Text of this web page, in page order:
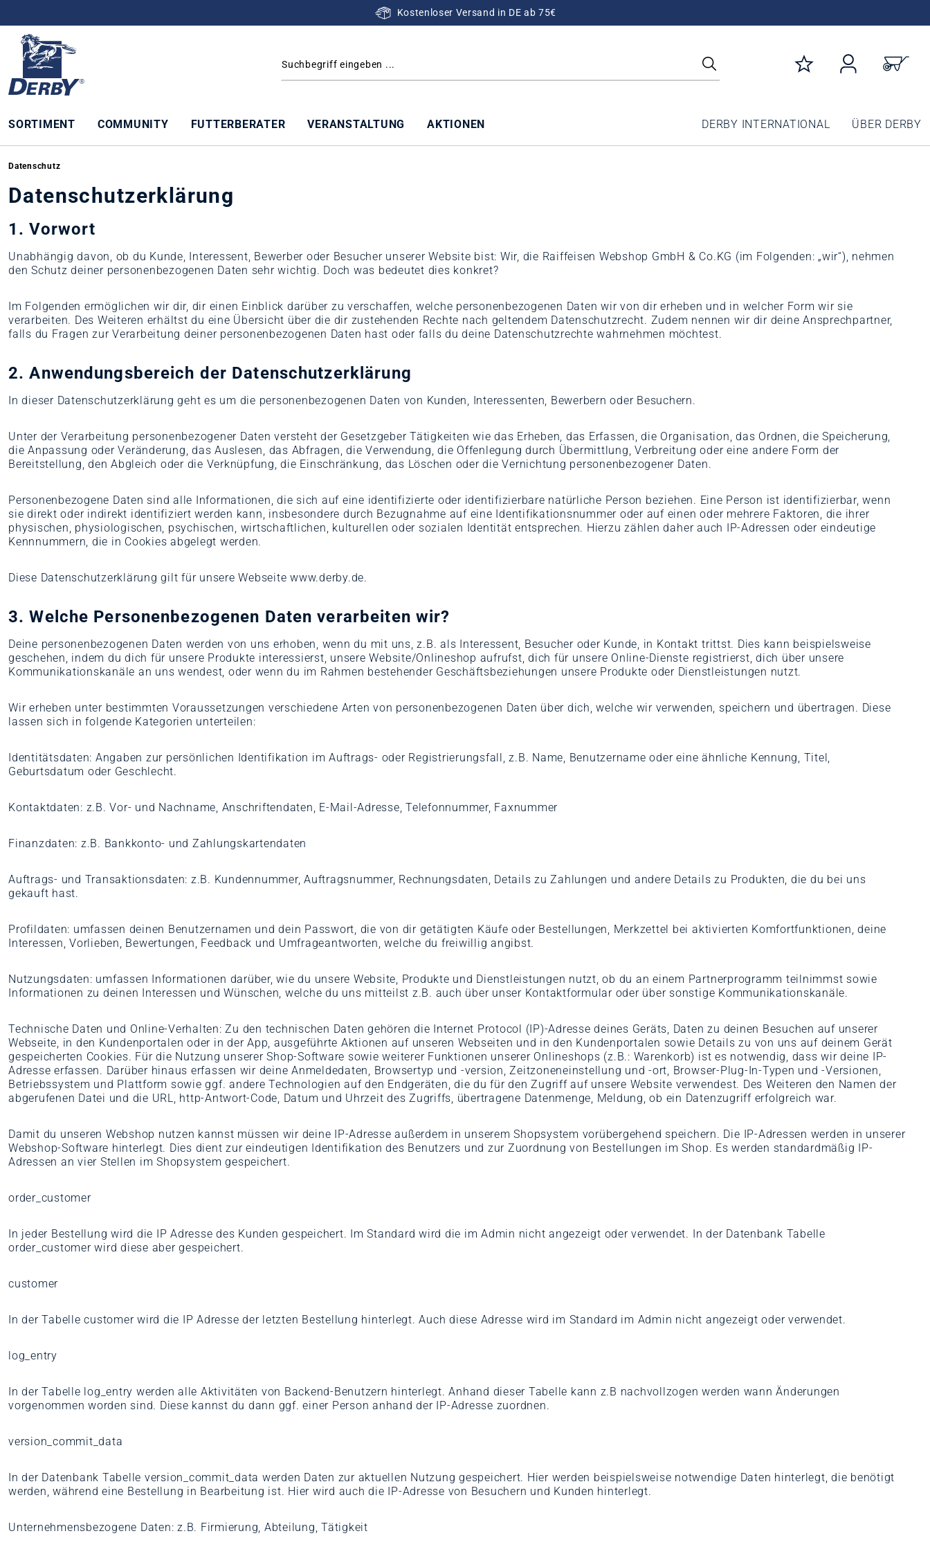
Kostenloser Versand in DE ab 75€
SORTIMENT COMMUNITY FUTTERBERATER VERANSTALTUNG AKTIONEN DERBY INTERNATIONAL ÜBER DERBY
Datenschutz
Datenschutzerklärung
1. Vorwort
Unabhängig davon, ob du Kunde, Interessent, Bewerber oder Besucher unserer Website bist: Wir, die Raiffeisen Webshop GmbH & Co.KG (im Folgenden: „wir“), nehmen
den Schutz deiner personenbezogenen Daten sehr wichtig. Doch was bedeutet dies konkret?
Im Folgenden ermöglichen wir dir, dir einen Einblick darüber zu verschaffen, welche personenbezogenen Daten wir von dir erheben und in welcher Form wir sie
verarbeiten. Des Weiteren erhältst du eine Übersicht über die dir zustehenden Rechte nach geltendem Datenschutzrecht. Zudem nennen wir dir deine Ansprechpartner,
falls du Fragen zur Verarbeitung deiner personenbezogenen Daten hast oder falls du deine Datenschutzrechte wahrnehmen möchtest.
2. Anwendungsbereich der Datenschutzerklärung
In dieser Datenschutzerklärung geht es um die personenbezogenen Daten von Kunden, Interessenten, Bewerbern oder Besuchern.
Unter der Verarbeitung personenbezogener Daten versteht der Gesetzgeber Tätigkeiten wie das Erheben, das Erfassen, die Organisation, das Ordnen, die Speicherung,
die Anpassung oder Veränderung, das Auslesen, das Abfragen, die Verwendung, die Offenlegung durch Übermittlung, Verbreitung oder eine andere Form der
Bereitstellung, den Abgleich oder die Verknüpfung, die Einschränkung, das Löschen oder die Vernichtung personenbezogener Daten.
Personenbezogene Daten sind alle Informationen, die sich auf eine identifizierte oder identifizierbare natürliche Person beziehen. Eine Person ist identifizierbar, wenn
sie direkt oder indirekt identifiziert werden kann, insbesondere durch Bezugnahme auf eine Identifikationsnummer oder auf einen oder mehrere Faktoren, die ihrer
physischen, physiologischen, psychischen, wirtschaftlichen, kulturellen oder sozialen Identität entsprechen. Hierzu zählen daher auch IP-Adressen oder eindeutige
Kennnummern, die in Cookies abgelegt werden.
Diese Datenschutzerklärung gilt für unsere Webseite www.derby.de.
3. Welche Personenbezogenen Daten verarbeiten wir?
Deine personenbezogenen Daten werden von uns erhoben, wenn du mit uns, z.B. als Interessent, Besucher oder Kunde, in Kontakt trittst. Dies kann beispielsweise
geschehen, indem du dich für unsere Produkte interessierst, unsere Website/Onlineshop aufrufst, dich für unsere Online-Dienste registrierst, dich über unsere
Kommunikationskanäle an uns wendest, oder wenn du im Rahmen bestehender Geschäftsbeziehungen unsere Produkte oder Dienstleistungen nutzt.
Wir erheben unter bestimmten Voraussetzungen verschiedene Arten von personenbezogenen Daten über dich, welche wir verwenden, speichern und übertragen. Diese
lassen sich in folgende Kategorien unterteilen:
Identitätsdaten: Angaben zur persönlichen Identifikation im Auftrags- oder Registrierungsfall, z.B. Name, Benutzername oder eine ähnliche Kennung, Titel,
Geburtsdatum oder Geschlecht.
Kontaktdaten: z.B. Vor- und Nachname, Anschriftendaten, E-Mail-Adresse, Telefonnummer, Faxnummer
Finanzdaten: z.B. Bankkonto- und Zahlungskartendaten
Auftrags- und Transaktionsdaten: z.B. Kundennummer, Auftragsnummer, Rechnungsdaten, Details zu Zahlungen und andere Details zu Produkten, die du bei uns
gekauft hast.
Profildaten: umfassen deinen Benutzernamen und dein Passwort, die von dir getätigten Käufe oder Bestellungen, Merkzettel bei aktivierten Komfortfunktionen, deine
Interessen, Vorlieben, Bewertungen, Feedback und Umfrageantworten, welche du freiwillig angibst.
Nutzungsdaten: umfassen Informationen darüber, wie du unsere Website, Produkte und Dienstleistungen nutzt, ob du an einem Partnerprogramm teilnimmst sowie
Informationen zu deinen Interessen und Wünschen, welche du uns mitteilst z.B. auch über unser Kontaktformular oder über sonstige Kommunikationskanäle.
Technische Daten und Online-Verhalten: Zu den technischen Daten gehören die Internet Protocol (IP)-Adresse deines Geräts, Daten zu deinen Besuchen auf unserer
Webseite, in den Kundenportalen oder in der App, ausgeführte Aktionen auf unseren Webseiten und in den Kundenportalen sowie Details zu von uns auf deinem Gerät
gespeicherten Cookies. Für die Nutzung unserer Shop-Software sowie weiterer Funktionen unserer Onlineshops (z.B.: Warenkorb) ist es notwendig, dass wir deine IP-
Adresse erfassen. Darüber hinaus erfassen wir deine Anmeldedaten, Browsertyp und -version, Zeitzoneneinstellung und -ort, Browser-Plug-In-Typen und -Versionen,
Betriebssystem und Plattform sowie ggf. andere Technologien auf den Endgeräten, die du für den Zugriff auf unsere Website verwendest. Des Weiteren den Namen der
abgerufenen Datei und die URL, http-Antwort-Code, Datum und Uhrzeit des Zugriffs, übertragene Datenmenge, Meldung, ob ein Datenzugriff erfolgreich war.
Damit du unseren Webshop nutzen kannst müssen wir deine IP-Adresse außerdem in unserem Shopsystem vorübergehend speichern. Die IP-Adressen werden in unserer
Webshop-Software hinterlegt. Dies dient zur eindeutigen Identifikation des Benutzers und zur Zuordnung von Bestellungen im Shop. Es werden standardmäßig IP-
Adressen an vier Stellen im Shopsystem gespeichert.
order_customer
In jeder Bestellung wird die IP Adresse des Kunden gespeichert. Im Standard wird die im Admin nicht angezeigt oder verwendet. In der Datenbank Tabelle
order_customer wird diese aber gespeichert.
customer
In der Tabelle customer wird die IP Adresse der letzten Bestellung hinterlegt. Auch diese Adresse wird im Standard im Admin nicht angezeigt oder verwendet.
log_entry
In der Tabelle log_entry werden alle Aktivitäten von Backend-Benutzern hinterlegt. Anhand dieser Tabelle kann z.B nachvollzogen werden wann Änderungen
vorgenommen worden sind. Diese kannst du dann ggf. einer Person anhand der IP-Adresse zuordnen.
version_commit_data
In der Datenbank Tabelle version_commit_data werden Daten zur aktuellen Nutzung gespeichert. Hier werden beispielsweise notwendige Daten hinterlegt, die benötigt
werden, während eine Bestellung in Bearbeitung ist. Hier wird auch die IP-Adresse von Besuchern und Kunden hinterlegt.
Unternehmensbezogene Daten: z.B. Firmierung, Abteilung, Tätigkeit